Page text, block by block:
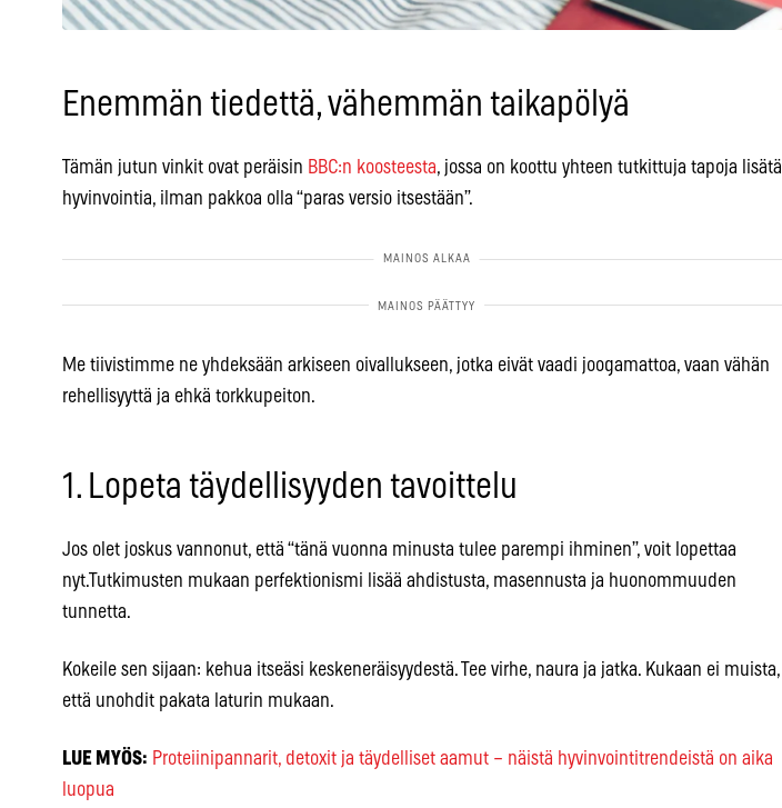
Enemmän tiedettä, vähemmän taikapölyä
Tämän jutun vinkit ovat peräisin BBC:n koosteesta, jossa on koottu yhteen tutkittuja tapoja lisätä
hyvinvointia, ilman pakkoa olla “paras versio itsestään”.
Me tiivistimme ne yhdeksään arkiseen oivallukseen, jotka eivät vaadi joogamattoa, vaan vähän
rehellisyyttä ja ehkä torkkupeiton.
1. Lopeta täydellisyyden tavoittelu
Jos olet joskus vannonut, että “tänä vuonna minusta tulee parempi ihminen”, voit lopettaa
nyt.Tutkimusten mukaan perfektionismi lisää ahdistusta, masennusta ja huonommuuden
tunnetta.
Kokeile sen sijaan: kehua itseäsi keskeneräisyydestä. Tee virhe, naura ja jatka. Kukaan ei muista,
että unohdit pakata laturin mukaan.
LUE MYÖS: Proteiinipannarit, detoxit ja täydelliset aamut – näistä hyvinvointitrendeistä on aika
luopua